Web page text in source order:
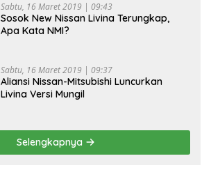
Sabtu, 16 Maret 2019 | 09:43
Sosok New Nissan Livina Terungkap,
Apa Kata NMI?
Sabtu, 16 Maret 2019 | 09:37
Aliansi Nissan-Mitsubishi Luncurkan
Livina Versi Mungil
Selengkapnya